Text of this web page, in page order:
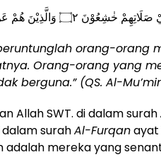
orang-orang
Orang-orang yang
berguna.” (QS. Al-
Allah SWT. di dalam surah
surahAl-Furqanayat
adalah mereka yang